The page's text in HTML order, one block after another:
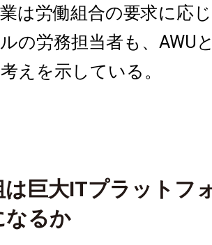
は労働組合の要求に応
の労務担当者も、AWU
えを示している。
は巨大ITプラットフ
なるか